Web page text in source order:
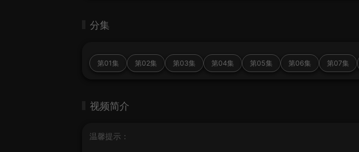
分集
第01集 第02集 第03集 第04集 第05集 第06集 第07集
视频简介
温馨提示：